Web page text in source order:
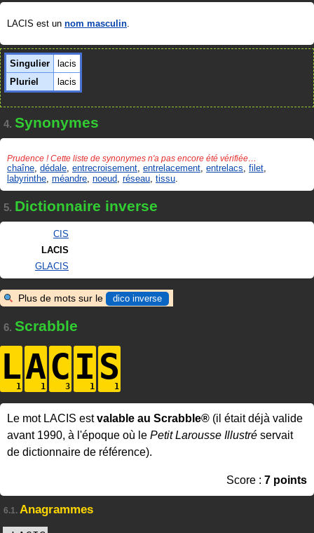
LACIS est un nom masculin.
Singulier
lacis
Pluriel
lacis
4. Synonymes
Prudence ! Cette liste de synonymes n'a pas encore été vérifiée…
chaîne dédale entrecroisement entrelacement entrelacs filet
labyrinthe méandre noeud réseau tissu
5. Dictionnaire inverse
CIS
LACIS
GLACIS
Plus de mots sur le dico inverse
6. Scrabble
LAC I S
Le mot LACIS estvalable au Scrabble® (il était déjà valide
avant 1990, à l'époque où le Petit Larousse Illustré servait
de dictionnaire de référence).
Score : 7 points
6.1. Anagrammes